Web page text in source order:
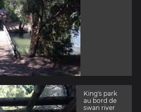
King's park
au bord de
swan river